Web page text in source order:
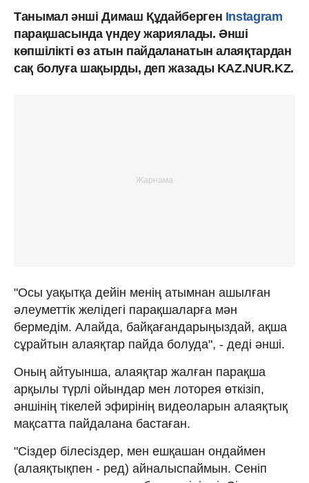
Танымал әнші Димаш Құдайберген Instagram
парақшасында үндеу жариялады. Әнші
көпшілікті өз атын пайдаланатын алаяқтардан
сақ болуға шақырды, деп жазады KAZ.NUR.KZ.
"Осы уақытқа дейін менің атымнан ашылған
әлеуметтік желідегі парақшаларға мән
бермедім. Алайда, байқағандарыңыздай, ақша
сұрайтын алаяқтар пайда болуда", - деді әнші.
Оның айтуынша, алаяқтар жалған парақша
арқылы түрлі ойындар мен лоторея өткізіп,
әншінің тікелей эфирінің видеоларын алаяқтық
мақсатта пайдалана бастаған.
"Сіздер білесіздер, мен ешқашан ондаймен
(алаяқтықпен - ред) айналыспаймын. Сеніп